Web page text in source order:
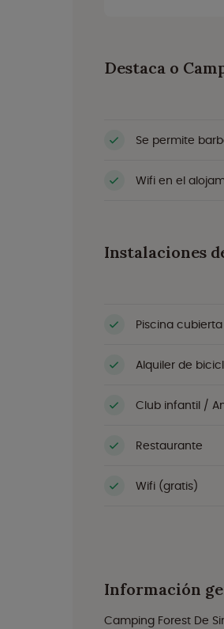
Destaca o
Se permite
Wifi en el
Instalaciones
Piscina cubierta
Alquiler de
Club infantil /
Restaurante
Wifi (gratis)
Información
Camping Forest De